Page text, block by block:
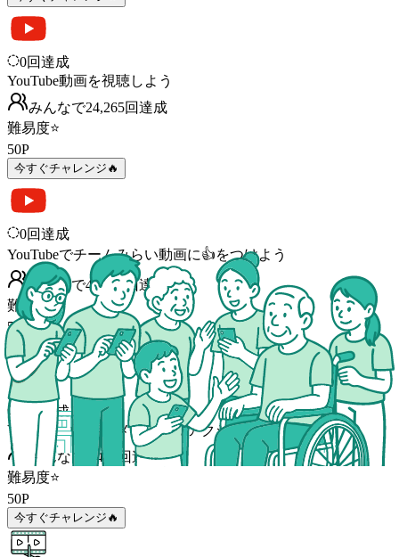
0回達成
YouTube動画を視聴しよう
みんなで24,265回達成
難易度⭐
50P
今すぐチャレンジ🔥
0回達成
YouTubeでチームみらい動画に👍をつけよう
みんなで43,824 回達成
難易度⭐
50 P
今すぐチャレンジ🔥
回達成
YouTube動画のコメントにリアクションしよう
みんなで
5,485 回達成
難易度⭐
50P
今すぐチャレンジ🔥